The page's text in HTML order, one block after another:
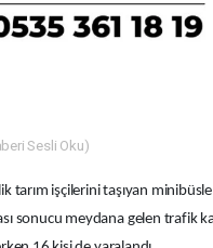
Sesli Oku)
tarım işçilerini taşıyan
sonucu meydana gelen trafik